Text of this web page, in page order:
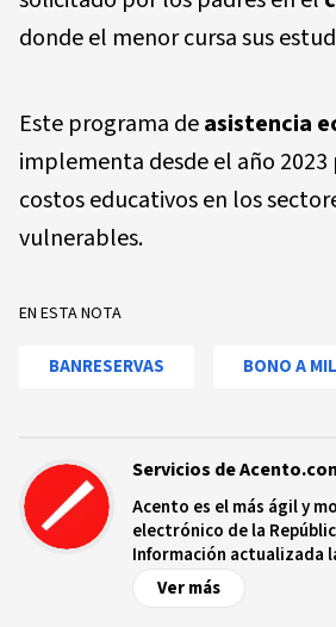
donde el menor cursa sus
Este programa deasistencia
implementa desde el año
costos educativos en los
vulnerables.
EN ESTA NOTA
BANRESERVAS BONO A MIL
Servicios de
Acento es el más ágil y
electrónico de la
Información actualizada
de las noticias y sucesos
nivel nacional e
Ver más